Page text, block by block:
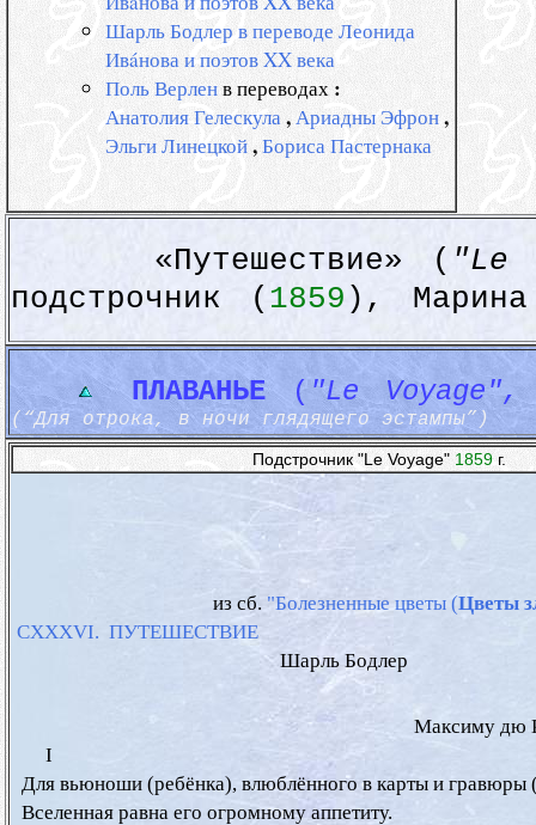
Шарль Бодлер в переводе Леонида
Ивáнова и поэтов XX века
Поль Верленв переводах :
Анатолия Гелескула ,Ариадны Эфрон,
Эльги Линецкой,Бориса Пастернака
«Путешествие» ( "Le
подстрочник ( 1859 ),
ПЛАВАНЬЕ ( "Le
(“Для отрока, в ночи глядящего эстампы”)
Подстрочник "Le Voyage" 1859г.
                                          из сб.
"Болезненные цветы (Цветы
CXXXVI.  ПУТЕШЕСТВИЕ
Шарль Бодлер
Максиму
       I
Для вьюноши (ребёнка), влюблённого в карты и гравюры
  Вселенная равна его огромному аппетиту.